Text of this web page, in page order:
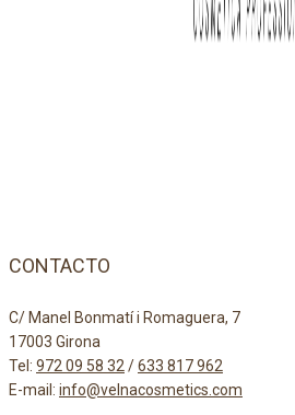
CONTACTO
C/ Manel Bonmatí i Romaguera, 7
17003 Girona
Tel: 972 09 58 32/633 817 962
E-mail: info@velnacosmetics.com